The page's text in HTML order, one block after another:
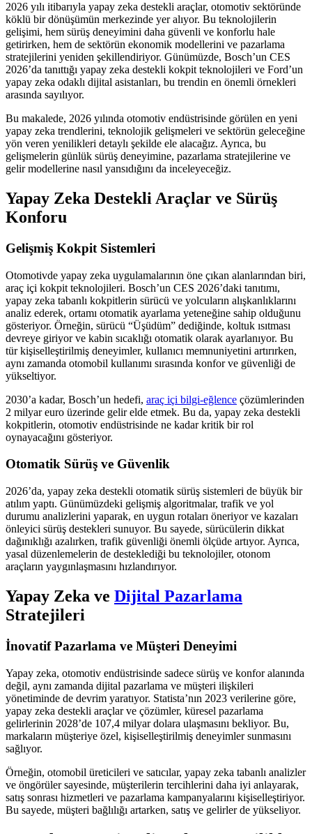
2026 yılı itibarıyla yapay zeka destekli araçlar, otomotiv sektöründe
köklü bir dönüşümün merkezinde yer alıyor. Bu teknolojilerin
gelişimi, hem sürüş deneyimini daha güvenli ve konforlu hale
getirirken, hem de sektörün ekonomik modellerini ve pazarlama
stratejilerini yeniden şekillendiriyor. Günümüzde, Bosch’un CES
2026’da tanıttığı yapay zeka destekli kokpit teknolojileri ve Ford’un
yapay zeka odaklı dijital asistanları, bu trendin en önemli örnekleri
arasında sayılıyor.
Bu makalede, 2026 yılında otomotiv endüstrisinde görülen en yeni
yapay zeka trendlerini, teknolojik gelişmeleri ve sektörün geleceğine
yön veren yenilikleri detaylı şekilde ele alacağız. Ayrıca, bu
gelişmelerin günlük sürüş deneyimine, pazarlama stratejilerine ve
gelir modellerine nasıl yansıdığını da inceleyeceğiz.
Yapay Zeka Destekli Araçlar ve Sürüş
Konforu
Gelişmiş Kokpit Sistemleri
Otomotivde yapay zeka uygulamalarının öne çıkan alanlarından biri,
araç içi kokpit teknolojileri. Bosch’un CES 2026’daki tanıtımı,
yapay zeka tabanlı kokpitlerin sürücü ve yolcuların alışkanlıklarını
analiz ederek, ortamı otomatik ayarlama yeteneğine sahip olduğunu
gösteriyor. Örneğin, sürücü “Üşüdüm” dediğinde, koltuk ısıtması
devreye giriyor ve kabin sıcaklığı otomatik olarak ayarlanıyor. Bu
tür kişiselleştirilmiş deneyimler, kullanıcı memnuniyetini artırırken,
aynı zamanda otomobil kullanımı sırasında konfor ve güvenliği de
yükseltiyor.
2030’a kadar, Bosch’un hedefi, araç içi bilgi-eğlence çözümlerinden
2 milyar euro üzerinde gelir elde etmek. Bu da, yapay zeka destekli
kokpitlerin, otomotiv endüstrisinde ne kadar kritik bir rol
oynayacağını gösteriyor.
Otomatik Sürüş ve Güvenlik
2026’da, yapay zeka destekli otomatik sürüş sistemleri de büyük bir
atılım yaptı. Günümüzdeki gelişmiş algoritmalar, trafik ve yol
durumu analizlerini yaparak, en uygun rotaları öneriyor ve kazaları
önleyici sürüş destekleri sunuyor. Bu sayede, sürücülerin dikkat
dağınıklığı azalırken, trafik güvenliği önemli ölçüde artıyor. Ayrıca,
yasal düzenlemelerin de desteklediği bu teknolojiler, otonom
araçların yaygınlaşmasını hızlandırıyor.
Yapay Zeka ve Dijital Pazarlama
Stratejileri
İnovatif Pazarlama ve Müşteri Deneyimi
Yapay zeka, otomotiv endüstrisinde sadece sürüş ve konfor alanında
değil, aynı zamanda dijital pazarlama ve müşteri ilişkileri
yönetiminde de devrim yaratıyor. Statista’nın 2023 verilerine göre,
yapay zeka destekli araçlar ve çözümler, küresel pazarlama
gelirlerinin 2028’de 107,4 milyar dolara ulaşmasını bekliyor. Bu,
markaların müşteriye özel, kişiselleştirilmiş deneyimler sunmasını
sağlıyor.
Örneğin, otomobil üreticileri ve satıcılar, yapay zeka tabanlı analizler
ve öngörüler sayesinde, müşterilerin tercihlerini daha iyi anlayarak,
satış sonrası hizmetleri ve pazarlama kampanyalarını kişiselleştiriyor.
Bu sayede, müşteri bağlılığı artarken, satış ve gelirler de yükseliyor.